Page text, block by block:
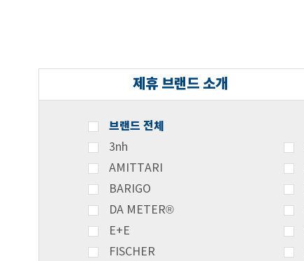
제휴 브랜드 소개
브랜드 전체
3nh
AMITTARI
BARIGO
DA METER®
E+E
FISCHER